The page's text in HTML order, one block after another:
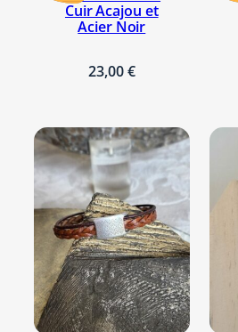
Cuir Acajou et
Acier Noir
23,00€